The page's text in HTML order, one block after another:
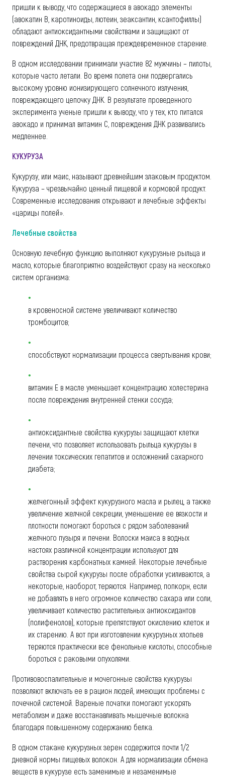
пришли к выводу, что содержащиеся в авокадо элементы
(авокатин B, каротиноиды, лютеин, зеаксантин, ксантофиллы)
обладают антиоксидантными свойствами и защищают от
повреждений ДНК, предотвращая преждевременное старение.
В одном исследовании принимали участие 82 мужчины – пилоты,
которые часто летали. Во время полета они подвергались
высокому уровню ионизирующего солнечного излучения,
повреждающего цепочку ДНК. В результате проведенного
эксперимента ученые пришли к выводу, что у тех, кто питался
авокадо и принимал витамин С, повреждения ДНК развивались
медленнее.
КУКУРУЗА
Кукурузу, или маис, называют древнейшим злаковым продуктом.
Кукуруза – чрезвычайно ценный пищевой и кормовой продукт.
Современные исследования открывают и лечебные эффекты
«царицы полей».
Лечебные свойства
Основную лечебную функцию выполняют кукурузные рыльца и
масло, которые благоприятно воздействуют сразу на несколько
систем организма:
в кровеносной системе увеличивают количество
тромбоцитов;
способствуют нормализации процесса свертывания крови;
витамин Е в масле уменьшает концентрацию холестерина
после повреждения внутренней стенки сосуда;
антиоксидантные свойства кукурузы защищают клетки
печени, что позволяет использовать рыльца кукурузы в
лечении токсических гепатитов и осложнений сахарного
диабета;
желчегонный эффект кукурузного масла и рылец, а также
увеличение желчной секреции, уменьшение ее вязкости и
плотности помогают бороться с рядом заболеваний
желчного пузыря и печени. Волоски маиса в водных
настоях различной концентрации используют для
растворения карбонатных камней. Некоторые лечебные
свойства сырой кукурузы после обработки усиливаются, а
некоторые, наоборот, теряются. Например, попкорн, если
не добавлять в него огромное количество сахара или соли,
увеличивает количество растительных антиоксидантов
(полифенолов), которые препятствуют окислению клеток и
их старению. А вот при изготовлении кукурузных хлопьев
теряются практически все фенольные кислоты, способные
бороться с раковыми опухолями.
Противовоспалительные и мочегонные свойства кукурузы
позволяют включать ее в рацион людей, имеющих проблемы с
почечной системой. Вареные початки помогают ускорять
метаболизм и даже восстанавливать мышечные волокна
благодаря повышенному содержанию белка.
В одном стакане кукурузных зерен содержится почти 1/2
дневной нормы пищевых волокон. А для нормализации обмена
веществ в кукурузе есть заменимые и незаменимые